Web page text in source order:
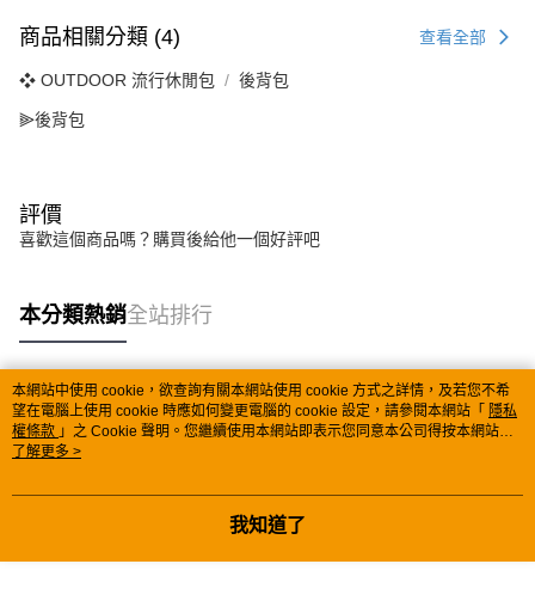
商品相關分類 (4) 查看全部
❖ OUTDOOR 流行休閒包 後背包
⫸後背包
評價
喜歡這個商品嗎？購買後給他一個好評吧
本分類熱銷全站排行
熱門標籤
本網站中使用 cookie，欲查詢有關本網站使用 cookie 方式之詳情，及若您不希
望在電腦上使用 cookie 時應如何變更電腦的 cookie 設定，請參閱本網站「 隱私
權條款 」之 Cookie 聲明。您繼續使用本網站即表示您同意本公司得按本網站使
用條款之 Cookie 聲明使用 cookie。
了解更多 >
我知道了